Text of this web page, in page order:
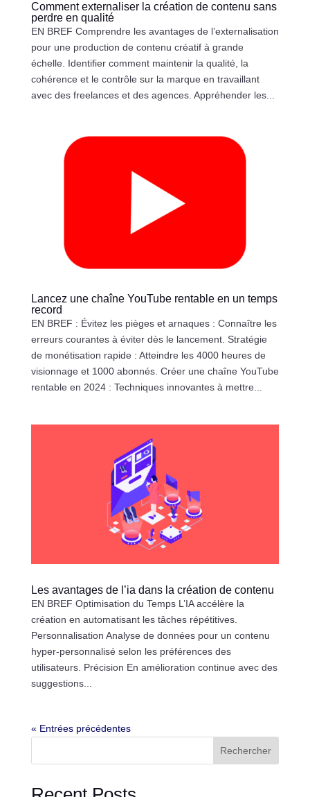
Comment externaliser la création de contenu sans
perdre en qualité
EN BREF Comprendre les avantages de l’externalisation
pour une production de contenu créatif à grande
échelle. Identifier comment maintenir la qualité, la
cohérence et le contrôle sur la marque en travaillant
avec des freelances et des agences. Appréhender les...
Lancez une chaîne YouTube rentable en un temps
record
EN BREF : Évitez les pièges et arnaques : Connaître les
erreurs courantes à éviter dès le lancement. Stratégie
de monétisation rapide : Atteindre les 4000 heures de
visionnage et 1000 abonnés. Créer une chaîne YouTube
rentable en 2024 : Techniques innovantes à mettre...
Les avantages de l’ia dans la création de contenu
EN BREF Optimisation du Temps L’IA accélère la
création en automatisant les tâches répétitives.
Personnalisation Analyse de données pour un contenu
hyper-personnalisé selon les préférences des
utilisateurs. Précision En amélioration continue avec des
suggestions...
« Entrées précédentes
Rechercher